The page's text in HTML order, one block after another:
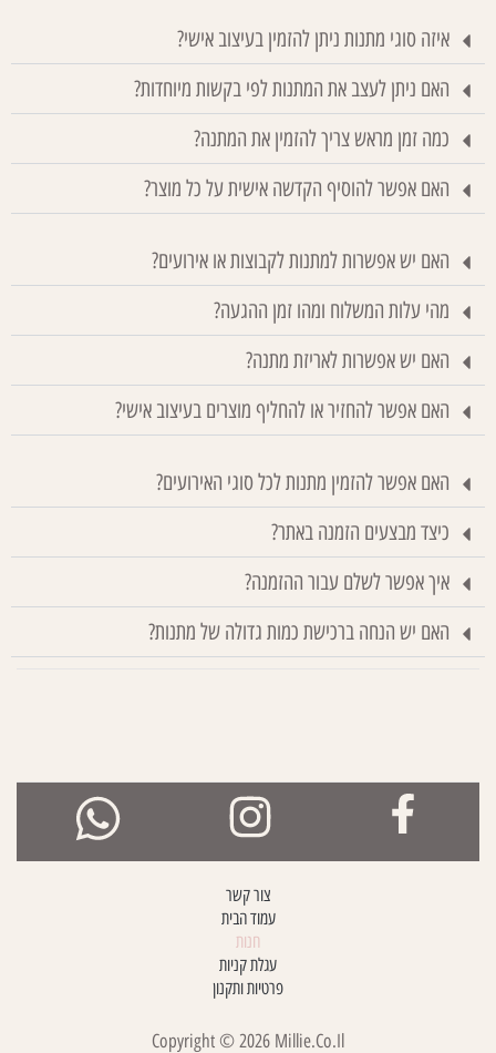
איזה סוגי מתנות ניתן להזמין בעיצוב אישי?
האם ניתן לעצב את המתנות לפי בקשות מיוחדות?
כמה זמן מראש צריך להזמין את המתנה?
האם אפשר להוסיף הקדשה אישית על כל מוצר?
האם יש אפשרות למתנות לקבוצות או אירועים?
מהי עלות המשלוח ומהו זמן ההגעה?
האם יש אפשרות לאריזת מתנה?
האם אפשר להחזיר או להחליף מוצרים בעיצוב אישי?
האם אפשר להזמין מתנות לכל סוגי האירועים?
כיצד מבצעים הזמנה באתר?
איך אפשר לשלם עבור ההזמנה?
האם יש הנחה ברכישת כמות גדולה של מתנות?
צור קשר
עמוד הבית
חנות
עגלת קניות
פרטיות ותקנון
Copyright ©2026 Millie.co.il